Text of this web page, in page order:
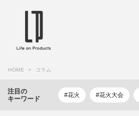
HOME コラム
注目の
キーワード
#花火 #花火大会